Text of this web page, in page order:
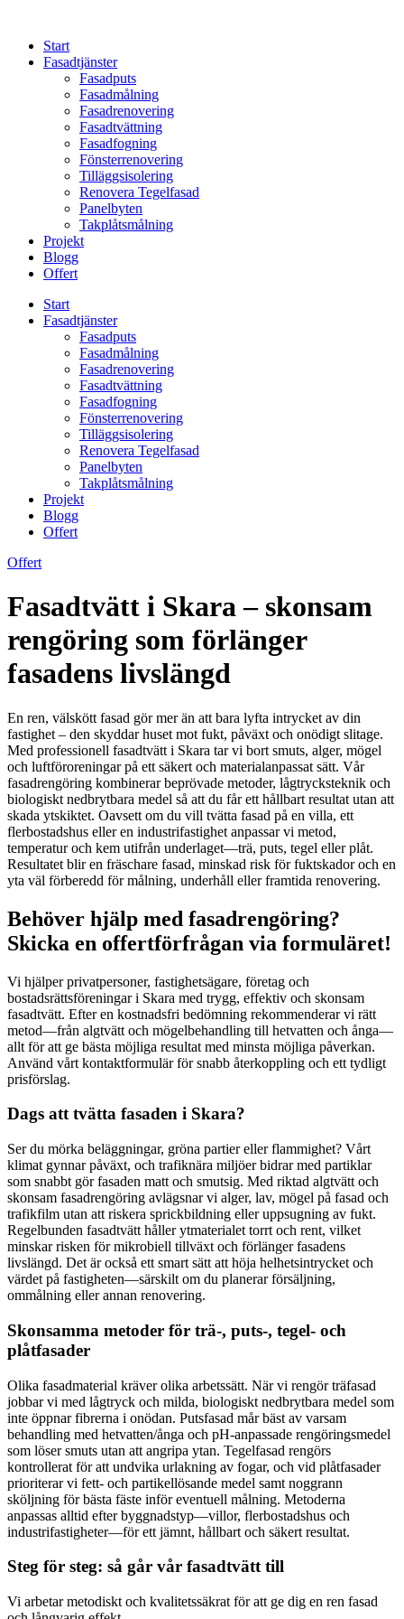
contentStart
Fasadtjänster
Fasadputs
Fasadmålning
Fasadrenovering
Fasadtvättning
Fasadfogning
Fönsterrenovering
Tilläggsisolering
Renovera Tegelfasad
Panelbyten
Takplåtsmålning
Projekt
Blogg
Offert
Start
Fasadtjänster
Fasadputs
Fasadmålning
Fasadrenovering
Fasadtvättning
Fasadfogning
Fönsterrenovering
Tilläggsisolering
Renovera Tegelfasad
Panelbyten
Takplåtsmålning
Projekt
Blogg
Offert
Offert
Fasadtvätt i Skara – skonsam
rengöring som förlänger
fasadens livslängd
En ren, välskött fasad gör mer än att bara lyfta intrycket av din
fastighet – den skyddar huset mot fukt, påväxt och onödigt slitage.
Med professionell fasadtvätt i Skara tar vi bort smuts, alger, mögel
och luftföroreningar på ett säkert och materialanpassat sätt. Vår
fasadrengöring kombinerar beprövade metoder, lågtrycksteknik och
biologiskt nedbrytbara medel så att du får ett hållbart resultat utan att
skada ytskiktet. Oavsett om du vill tvätta fasad på en villa, ett
flerbostadshus eller en industrifastighet anpassar vi metod,
temperatur och kem utifrån underlaget—trä, puts, tegel eller plåt.
Resultatet blir en fräschare fasad, minskad risk för fuktskador och en
yta väl förberedd för målning, underhåll eller framtida renovering.
Behöver hjälp med fasadrengöring?
Skicka en offertförfrågan via formuläret!
Vi hjälper privatpersoner, fastighetsägare, företag och
bostadsrättsföreningar i Skara med trygg, effektiv och skonsam
fasadtvätt. Efter en kostnadsfri bedömning rekommenderar vi rätt
metod—från algtvätt och mögelbehandling till hetvatten och ånga—
allt för att ge bästa möjliga resultat med minsta möjliga påverkan.
Använd vårt kontaktformulär för snabb återkoppling och ett tydligt
prisförslag.
Dags att tvätta fasaden i Skara?
Ser du mörka beläggningar, gröna partier eller flammighet? Vårt
klimat gynnar påväxt, och trafiknära miljöer bidrar med partiklar
som snabbt gör fasaden matt och smutsig. Med riktad algtvätt och
skonsam fasadrengöring avlägsnar vi alger, lav, mögel på fasad och
trafikfilm utan att riskera sprickbildning eller uppsugning av fukt.
Regelbunden fasadtvätt håller ytmaterialet torrt och rent, vilket
minskar risken för mikrobiell tillväxt och förlänger fasadens
livslängd. Det är också ett smart sätt att höja helhetsintrycket och
värdet på fastigheten—särskilt om du planerar försäljning,
ommålning eller annan renovering.
Skonsamma metoder för trä-, puts-, tegel- och
plåtfasader
Olika fasadmaterial kräver olika arbetssätt. När vi rengör träfasad
jobbar vi med lågtryck och milda, biologiskt nedbrytbara medel som
inte öppnar fibrerna i onödan. Putsfasad mår bäst av varsam
behandling med hetvatten/ånga och pH-anpassade rengöringsmedel
som löser smuts utan att angripa ytan. Tegelfasad rengörs
kontrollerat för att undvika urlakning av fogar, och vid plåtfasader
prioriterar vi fett- och partikellösande medel samt noggrann
sköljning för bästa fäste inför eventuell målning. Metoderna
anpassas alltid efter byggnadstyp—villor, flerbostadshus och
industrifastigheter—för ett jämnt, hållbart och säkert resultat.
Steg för steg: så går vår fasadtvätt till
Vi arbetar metodiskt och kvalitetssäkrat för att ge dig en ren fasad